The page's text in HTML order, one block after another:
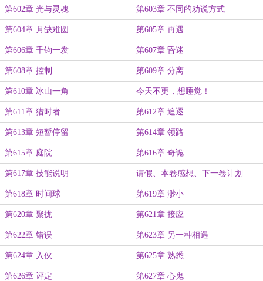
第602章 光与灵魂 第603章 不同的劝说方式
第604章 月缺难圆 第605章 再遇
第606章 千钧一发 第607章 昏迷
第608章 控制 第609章 分离
第610章 冰山一角 今天不更，想睡觉！
第611章 猎时者 第612章 追逐
第613章 短暂停留 第614章 领路
第615章 庭院 第616章 奇诡
第617章 技能说明 请假、本卷感想、下一卷计划
第618章 时间球 第619章 渺小
第620章 聚拢 第621章 接应
第622章 错误 第623章 另一种相遇
第624章 入伙 第625章 熟悉
第626章 评定 第627章 心鬼